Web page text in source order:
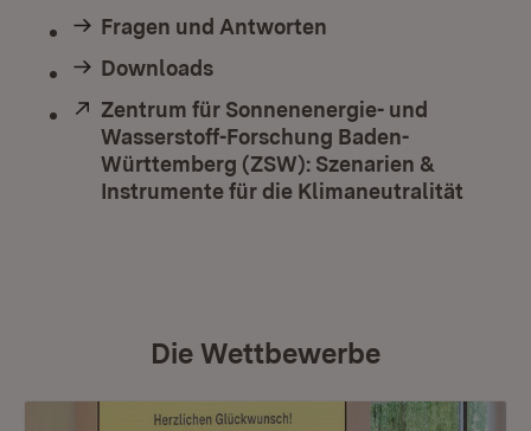
Fragen und Antworten
Downloads
Extern:
Zentrum für Sonnenenergie- und
Wasserstoff-Forschung Baden-
Württemberg (ZSW): Szenarien &
Instrumente für die Klimaneutralität
Die Wettbewerbe